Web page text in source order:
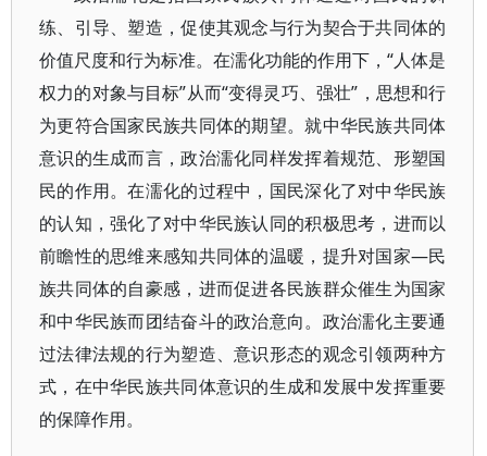
练、引导、塑造，促使其观念与行为契合于共同体的
价值尺度和行为标准。在濡化功能的作用下，“人体是
权力的对象与目标”从而“变得灵巧、强壮”，思想和行
为更符合国家民族共同体的期望。就中华民族共同体
意识的生成而言，政治濡化同样发挥着规范、形塑国
民的作用。在濡化的过程中，国民深化了对中华民族
的认知，强化了对中华民族认同的积极思考，进而以
前瞻性的思维来感知共同体的温暖，提升对国家—民
族共同体的自豪感，进而促进各民族群众催生为国家
和中华民族而团结奋斗的政治意向。政治濡化主要通
过法律法规的行为塑造、意识形态的观念引领两种方
式，在中华民族共同体意识的生成和发展中发挥重要
的保障作用。